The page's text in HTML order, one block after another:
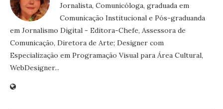
Jornalista, Comunicóloga, graduada em
Comunicação Institucional e Pós-graduanda
em Jornalismo Digital - Editora-Chefe, Assessora de
Comunicação, Diretora de Arte; Designer com
Especialização em Programação Visual para Área Cultural,
WebDesigner...